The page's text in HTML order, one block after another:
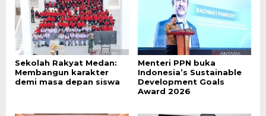
Sekolah Rakyat Medan:
Membangun karakter
demi masa depan siswa
Menteri PPN buka
Indonesia’s Sustainable
Development Goals
Award 2026